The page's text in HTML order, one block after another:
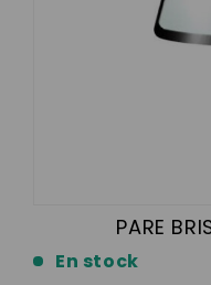
PARE
En stock